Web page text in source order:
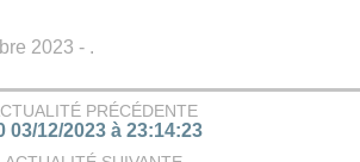
2023 - .
PRÉCÉDENTE
03/12/2023 à 23:14:23